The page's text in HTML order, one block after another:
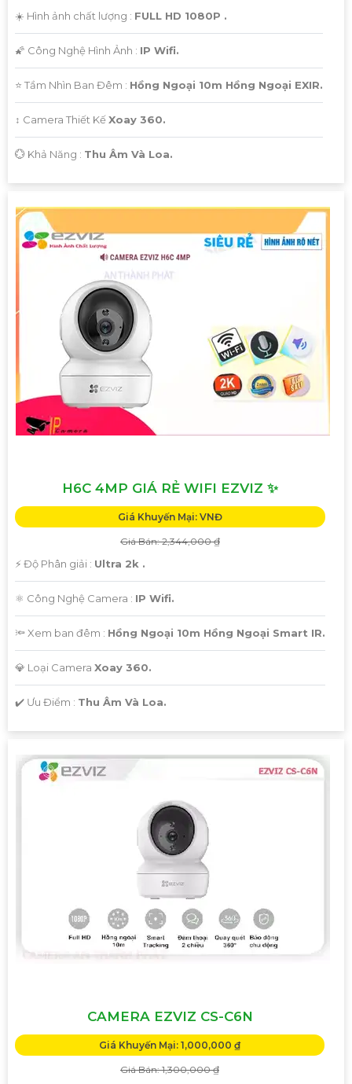
☀️ Hình ảnh chất lượng : FULL HD 1080P .
🌠 Công Nghệ Hình Ảnh : IP Wifi.
⭐ Tầm Nhìn Ban Đêm : Hồng Ngoại 10m Hồng Ngoại EXIR.
↕️ Camera Thiết KếXoay 360.
️💮 Khả Năng : Thu Âm Và Loa.
H6C 4MP GIÁ RẺ WIFI EZVIZ ✨
Giá Khuyến Mại: VNĐ
Giá Bán: 2,344,000 ₫
️⚡ Độ Phân giải : Ultra 2k .
⚛️ Công Nghệ Camera : IP Wifi.
🔦 Xem ban đêm : Hồng Ngoại 10m Hồng Ngoại Smart IR.
💎 Loại Camera Xoay 360.
️✔️ Ưu Điểm : Thu Âm Và Loa.
CAMERA EZVIZ CS-C6N
Giá Khuyến Mại: 1,000,000 ₫
Giá Bán: 1,300,000 ₫